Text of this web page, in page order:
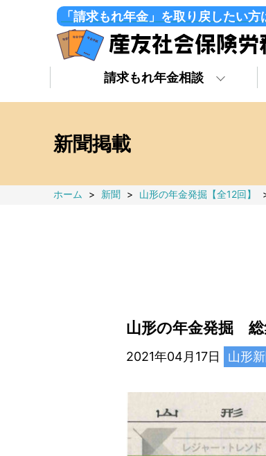
「請求もれ年金」を取り戻したい
請求もれ年金相談
新聞掲載
ホーム > 新聞 > 山形の年金発掘【全12回】
山形の年金発掘
2021年04月17日 山形